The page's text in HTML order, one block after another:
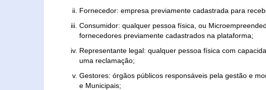
Fornecedor: empresa previamente cadastrada para
Consumidor: qualquer pessoa física, ou
fornecedores previamente cadastrados na plataforma;
Representante legal: qualquer pessoa física com
uma reclamação;
Gestores: órgãos públicos responsáveis pela gestão e
e Municipais;